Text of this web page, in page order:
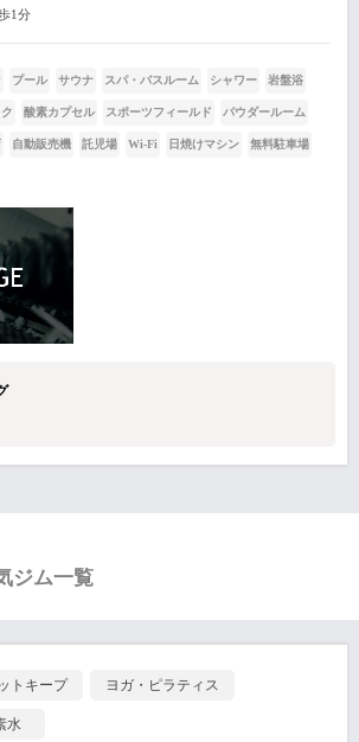
1分
プール サウナ スパ・バスルーム シャワー 岩盤浴
酸素カプセル スポーツフィールド パウダールーム
自動販売機 託児場 Wi-Fi 日焼けマシン 無料駐車場
ジム一覧
トキープ ヨガ・ピラティス
水